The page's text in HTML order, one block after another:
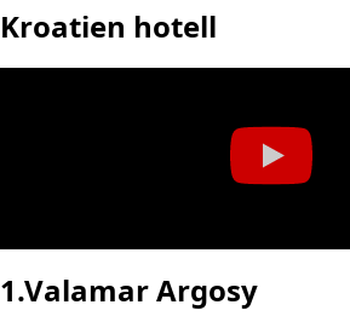
Kroatien hotell
1.Valamar Argosy